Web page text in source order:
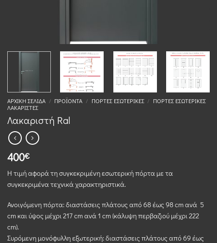
ΑΡΧΙΚΉ ΣΕΛΊΔΑ / ΠΡΟΪΌΝΤΑ / ΠΌΡΤΕΣ ΕΣΩΤΕΡΙΚΈΣ / ΠΌΡΤΕΣ ΕΣΩΤΕΡΙΚΈΣ
ΛΑΚΑΡΙΣΤΈΣ
Λακαριστή Ral
400€
Η τιμή αφορά τη συγκεκριμένη εσωτερική πόρτα με τα
συγκεκριμένα τεχνικά χαρακτηριστικά.
Ανοιγόμενη πόρτα: διαστάσεις πλάτους από 68 έως 98 cm ανά 5
cm και ύψος μέχρι 217 cm ανά 1 cm (κάλυψη περβαζιού μέχρι 222
cm).
Συρόμενη μονόφυλλη εξωτερική: διαστάσεις πλάτους από 69 έως